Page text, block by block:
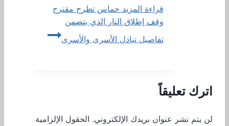
قراءة المزيد حماس تطرح مقترح
وقف إطلاق النار الذي يتضمن
تفاصيل تبادل الأسرى والأسرى
اترك تعليقاً
لن يتم نشر عنوان بريدك الإلكتروني. الحقول الإلزامية